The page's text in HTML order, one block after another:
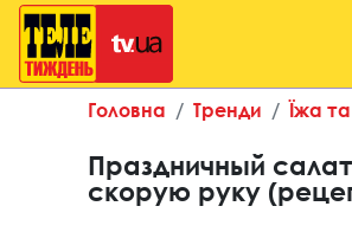
Головна Тренди Їжа
Праздничный
скорую руку